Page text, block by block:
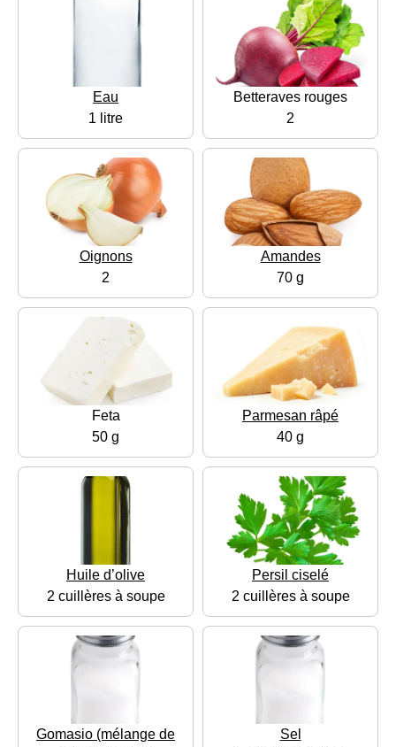
Eau
1 litre
Betteraves rouges
2
Oignons
2
Amandes
70 g
Feta
50 g
Parmesan râpé
40 g
Huile d’olive
2 cuillères à soupe
Persil ciselé
2 cuillères à soupe
Gomasio (mélange de
Sel